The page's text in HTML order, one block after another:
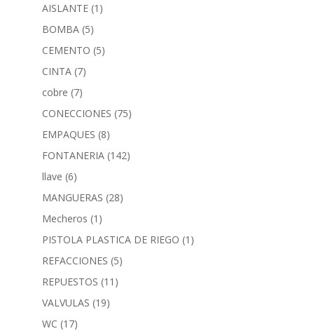
AISLANTE (1)
BOMBA (5)
CEMENTO (5)
CINTA (7)
cobre (7)
CONECCIONES (75)
EMPAQUES (8)
FONTANERIA (142)
llave (6)
MANGUERAS (28)
Mecheros (1)
PISTOLA PLASTICA DE RIEGO (1)
REFACCIONES (5)
REPUESTOS (11)
VALVULAS (19)
WC (17)